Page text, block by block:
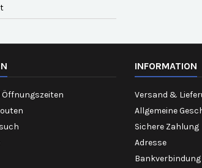
Öffnungszeiten
INFORMATION
Versand &
Allgemeine
Sichere Zahlung
Adresse
Bankverbindung